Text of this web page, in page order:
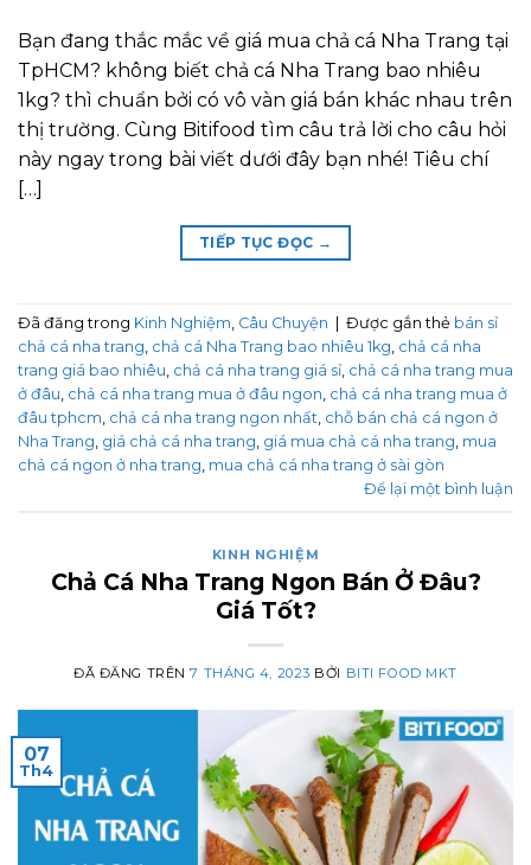
Bạn đang thắc mắc về giá mua chả cá Nha Trang tại
TpHCM? không biết chả cá Nha Trang bao nhiêu
1kg? thì chuẩn bởi có vô vàn giá bán khác nhau trên
thị trường. Cùng Bitifood tìm câu trả lời cho câu hỏi
này ngay trong bài viết dưới đây bạn nhé! Tiêu chí
[…]
TIẾP TỤC ĐỌC →
Đã đăng trong Kinh Nghiệm Câu Chuyện Được gắn thẻ bán sỉ
chả cá nha trang chả cá Nha Trang bao nhiêu 1kg chả cá nha
trang giá bao nhiêu chả cá nha trang giá sỉ chả cá nha trang mua
ở đâu chả cá nha trang mua ở đâu ngon chả cá nha trang mua ở
đâu tphcm chả cá nha trang ngon nhất chỗ bán chả cá ngon ở
Nha Trang giá chả cá nha trang giá mua chả cá nha trang mua
chả cá ngon ở nha trang mua chả cá nha trang ở sài gòn
Để lại một bình luận
KINH NGHIỆM
Chả Cá Nha Trang Ngon Bán Ở Đâu?
Giá Tốt?
ĐÃ ĐĂNG TRÊN7 THÁNG 4, 2023 BỞI BITI FOOD MKT
07
Th4